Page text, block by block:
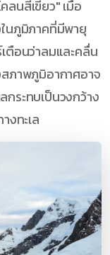
นสีเขียว" เมื่อ
นภูมิภาคที่มีพายุ
ตือนว่าลมและคลื่น
ภาพภูมิอากาศอาจ
ระทบเป็นวงกว้าง
งทะเล